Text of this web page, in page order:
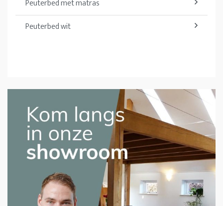
Peuterbed met matras
Peuterbed wit